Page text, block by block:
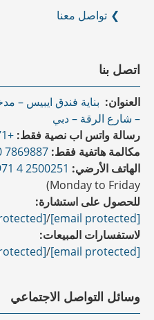
تواصل معنا
اتصل بنا
العنوان:
– شارع الرقة – دبي
رسالة واتس اب نصية فقط: +971 55 8377872
مكالمة هاتفية فقط: 7869887 50 971+
الهاتف الأرضي: 2500251 4 971+
Monday to Friday)
للحصول على استشارة:
[email protected]
/
[email protected]
لاستفسارات المبيعات:
[email protected]
/
[email protected]
وسائل التواصل الاجتماعي